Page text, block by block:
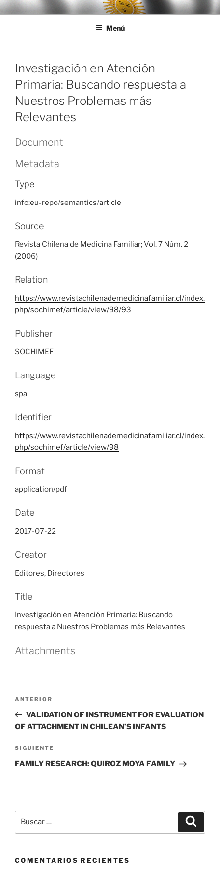
Ir
al
LEGISALUD
Menú
Investigación en Atención
Primaria: Buscando respuesta a
Nuestros Problemas más
Relevantes
Document
Metadata
Type
info:eu-repo/semantics/article
Source
Revista Chilena de Medicina Familiar; Vol. 7 Núm. 2
(2006)
Relation
https://www.revistachilenademedicinafamiliar.cl/index.
php/sochimef/article/view/98/93
Publisher
SOCHIMEF
Language
spa
Identifier
https://www.revistachilenademedicinafamiliar.cl/index.
php/sochimef/article/view/98
Format
application/pdf
Date
2017-07-22
Creator
Editores, Directores
Title
Investigación en Atención Primaria: Buscando
respuesta a Nuestros Problemas más Relevantes
Attachments
entradas
Entrada
anterior
ANTERIOR
VALIDATION OF INSTRUMENT FOR EVALUATION
OF ATTACHMENT IN CHILEAN’S INFANTS
Siguiente
entrada
SIGUIENTE
FAMILY RESEARCH: QUIROZ MOYA FAMILY
por:
COMENTARIOS RECIENTES